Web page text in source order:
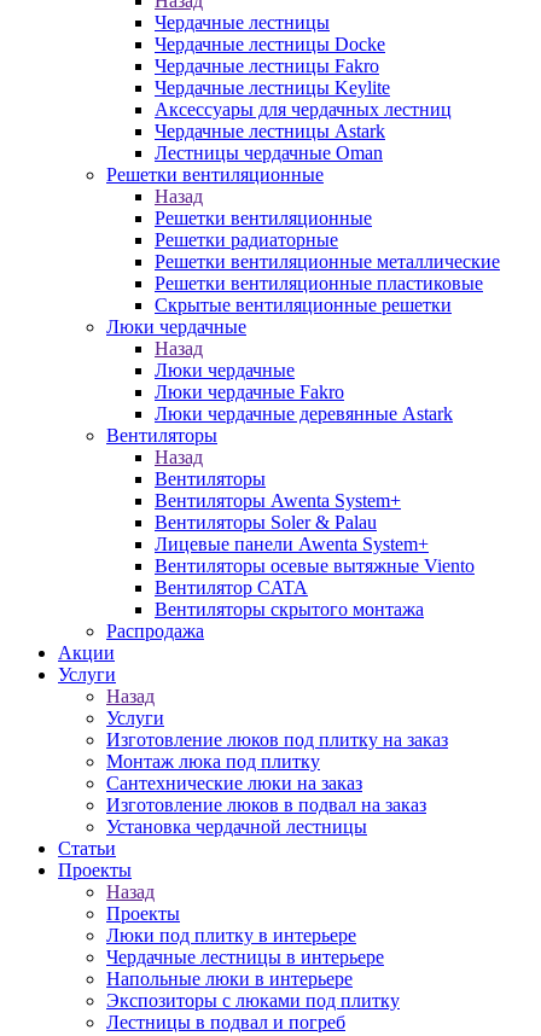
Чердачные лестницы
Чердачные лестницы Docke
Чердачные лестницы Fakro
Чердачные лестницы Keylite
Аксессуары для чердачных лестниц
Чердачные лестницы Astark
Лестницы чердачные Oman
Решетки вентиляционные
Назад
Решетки вентиляционные
Решетки радиаторные
Решетки вентиляционные металлические
Решетки вентиляционные пластиковые
Скрытые вентиляционные решетки
Люки чердачные
Назад
Люки чердачные
Люки чердачные Fakro
Люки чердачные деревянные Astark
Вентиляторы
Назад
Вентиляторы
Вентиляторы Awenta System+
Вентиляторы Soler & Palau
Лицевые панели Awenta System+
Вентиляторы осевые вытяжные Viento
Вентилятор CATA
Вентиляторы скрытого монтажа
Распродажа
Акции
Услуги
Назад
Услуги
Изготовление люков под плитку на заказ
Монтаж люка под плитку
Сантехнические люки на заказ
Изготовление люков в подвал на заказ
Установка чердачной лестницы
Статьи
Проекты
Назад
Проекты
Люки под плитку в интерьере
Чердачные лестницы в интерьере
Напольные люки в интерьере
Экспозиторы с люками под плитку
Лестницы в подвал и погреб